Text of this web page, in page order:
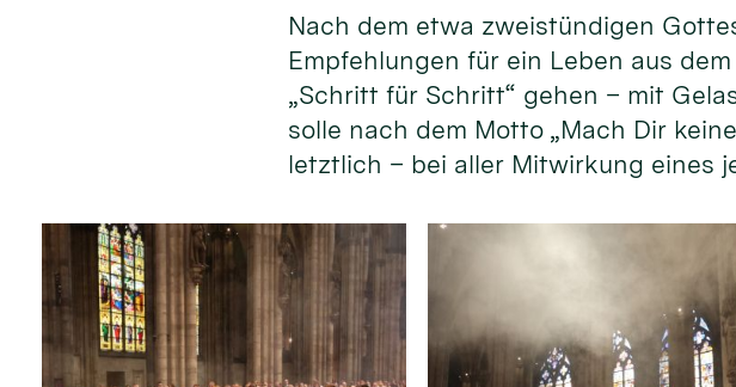
Nach dem etwa zweistündigen
Empfehlungen für ein Leben aus
„Schritt für Schritt“ gehen – mit
solle nach dem Motto „Mach Dir
letztlich – bei aller Mitwirkung eines